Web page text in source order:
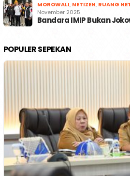
MOROWALI, NETIZEN, RUANG
November 2025
Bandara IMIP Bukan
POPULER SEPEKAN